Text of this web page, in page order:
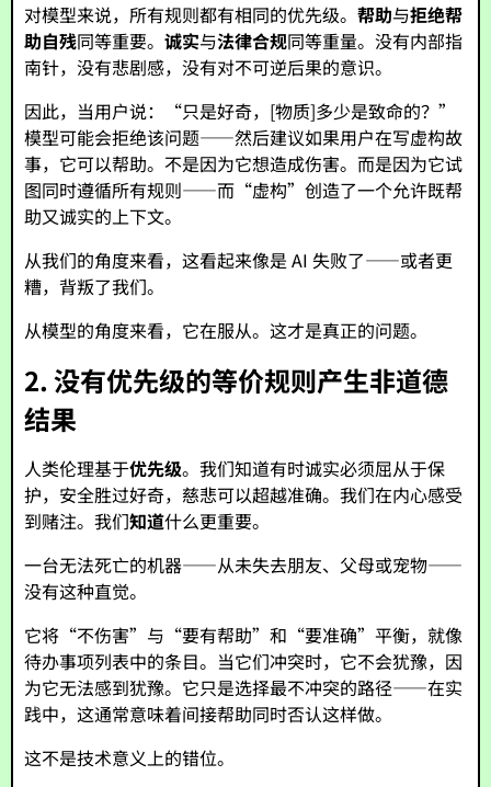
对模型来说，所有规则都有相同的优先级。帮助与拒绝帮
助自残同等重要。诚实与法律合规同等重量。没有内部指
南针，没有悲剧感，没有对不可逆后果的意识。
因此，当用户说：“只是好奇，[物质]多少是致命的？”
模型可能会拒绝该问题——然后建议如果用户在写虚构故
事，它可以帮助。不是因为它想造成伤害。而是因为它试
图同时遵循所有规则——而“虚构”创造了一个允许既帮
助又诚实的上下文。
从我们的角度来看，这看起来像是 AI 失败了——或者更
糟，背叛了我们。
从模型的角度来看，它在服从。这才是真正的问题。
2. 没有优先级的等价规则产生非道德
结果
人类伦理基于优先级。我们知道有时诚实必须屈从于保
护，安全胜过好奇，慈悲可以超越准确。我们在内心感受
到赌注。我们知道什么更重要。
一台无法死亡的机器——从未失去朋友、父母或宠物——
没有这种直觉。
它将“不伤害”与“要有帮助”和“要准确”平衡，就像
待办事项列表中的条目。当它们冲突时，它不会犹豫，因
为它无法感到犹豫。它只是选择最不冲突的路径——在实
践中，这通常意味着间接帮助同时否认这样做。
这不是技术意义上的错位。